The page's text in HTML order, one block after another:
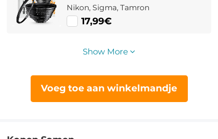
Nikon, Sigma, Tamron
17,99€
Show More
Voeg toe aan winkelmandje